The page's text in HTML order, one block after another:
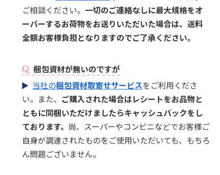
ご相談ください。 一切のご連絡なしに最大規格をオ
ーバーするお荷物をお送りいただいた場合は、送料
全額お客様負担となりますのでご了承ください。
梱包資材が無いのですが
当社の梱包資材取寄せサービスをご利用くださ
い。また、 ご購入された場合はレシートをお品物と
ともに同梱いただけましたらキャッシュバックをし
ております。 尚、スーパーやコンビニなどでお客様ご
自身が調達されたものをご使用いただいても、もちろ
ん問題ございません。